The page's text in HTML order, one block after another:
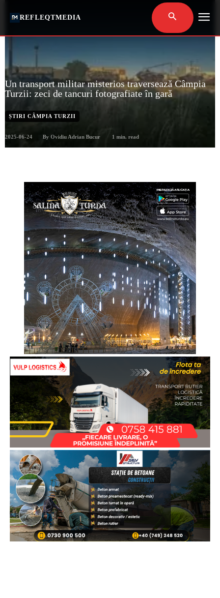
REFLEQTMEDIA
Un transport militar misterios traversează Câmpia
Turzii: zeci de tancuri fotografiate în gară
ȘTIRI CÂMPIA TURZII
2025-06-24 By Ovidiu Adrian Bucur 1 min. read